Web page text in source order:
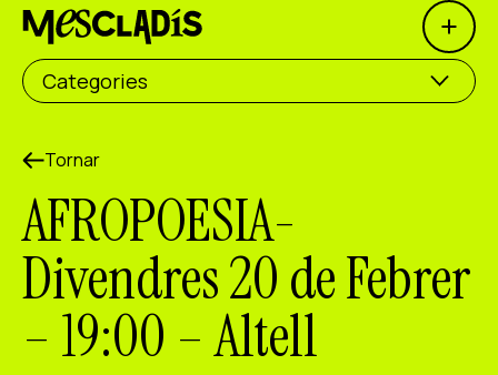
Open
Productora social
Productora d'experiències
Productora d'ocupació
Productora de coneixement
Productora cultural
Agenda
Categories
Tornar
AFROPOESIA-
Divendres 20 de Febrer
– 19:00 – Altell